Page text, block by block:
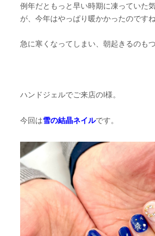
例年だともっと早い時期に凍っていた
が、今年はやっぱり暖かかったのです
急に寒くなってしまい、朝起きるのも
ハンドジェルでご来店のI様。
今回は雪の結晶ネイルです。